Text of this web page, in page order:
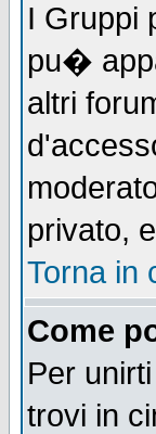
I Gruppi
pu�
altri
privato,
Torna in
Come
Per
trovi in